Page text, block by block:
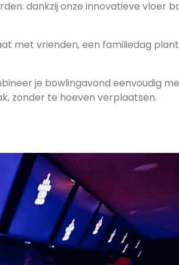
dankzij onze innovatieve vloer
met vrienden, een familiedag
je bowlingavond eenvoudig
zonder te hoeven verplaatsen.